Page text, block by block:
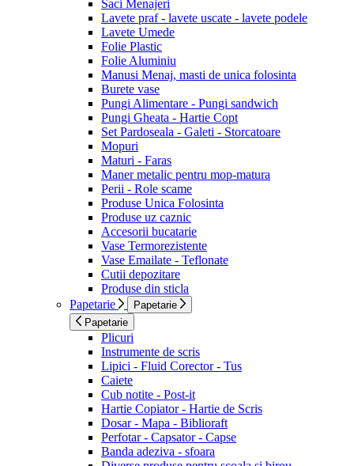
Saci Menajeri
Lavete praf - lavete uscate - lavete podele
Lavete Umede
Folie Plastic
Folie Aluminiu
Manusi Menaj, masti de unica folosinta
Burete vase
Pungi Alimentare - Pungi sandwich
Pungi Gheata - Hartie Copt
Set Pardoseala - Galeti - Storcatoare
Mopuri
Maturi - Faras
Maner metalic pentru mop-matura
Perii - Role scame
Produse Unica Folosinta
Produse uz caznic
Accesorii bucatarie
Vase Termorezistente
Vase Emailate - Teflonate
Cutii depozitare
Produse din sticla
Papetarie
Papetarie
Papetarie
Plicuri
Instrumente de scris
Lipici - Fluid Corector - Tus
Caiete
Cub notite - Post-it
Hartie Copiator - Hartie de Scris
Dosar - Mapa - Biblioraft
Perfotar - Capsator - Capse
Banda adeziva - sfoara